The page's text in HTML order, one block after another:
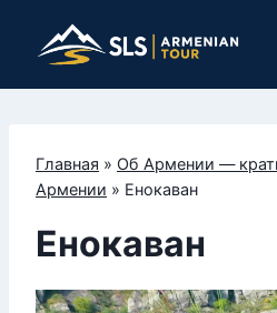
Главная » Об Армении —
Армении » Енокаван
Енокаван